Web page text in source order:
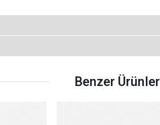
Benzer Ürünler